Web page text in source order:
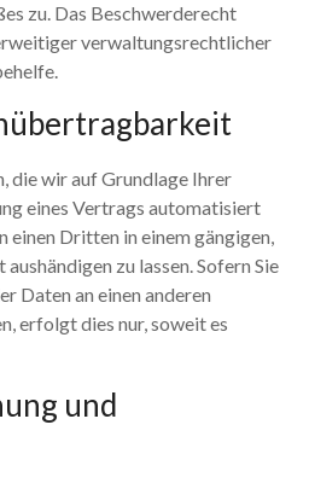
zu. Das Beschwerderecht
verwaltungsrechtlicher
die wir auf Grundlage Ihrer
eines Vertrags automatisiert
einen Dritten in einem gängigen,
zu lassen. Sofern Sie
Daten an einen anderen
erfolgt dies nur, soweit es
und